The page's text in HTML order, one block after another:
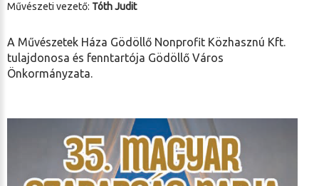
Művészeti vezető: Tóth Judit
A Művészetek Háza Gödöllő Nonprofit Közhasznú Kft.
tulajdonosa és fenntartója Gödöllő Város
Önkormányzata.